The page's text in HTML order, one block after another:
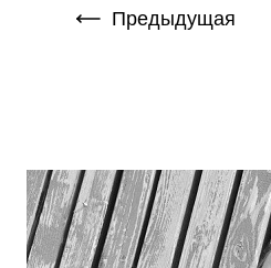
Предыдущая